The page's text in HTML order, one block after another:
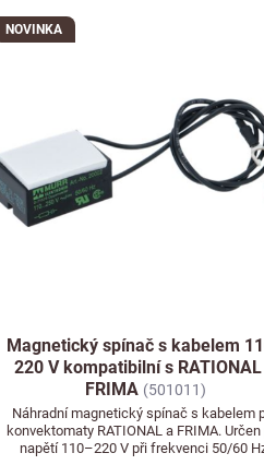
NOVINKA
Magnetický spínač s kabelem
220 V kompatibilní s RATIONAL
FRIMA (501011)
Náhradní magnetický spínač s kabelem
konvektomaty RATIONAL a FRIMA. Určen
napětí 110–220 V při frekvenci 50/60